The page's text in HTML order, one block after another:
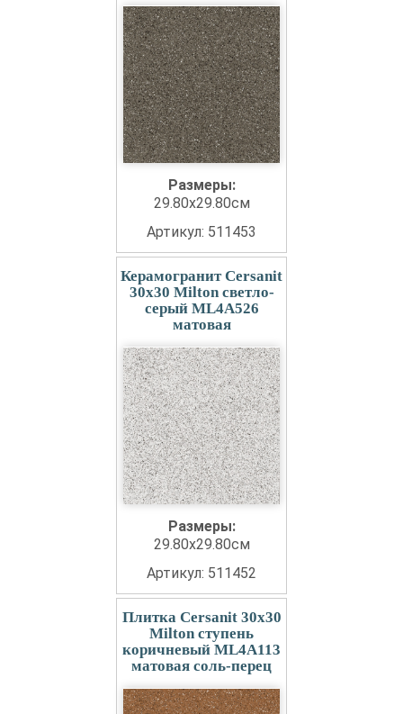
Размеры:
29.80x29.80см
Артикул: 511453
Керамогранит Cersanit
30x30 Milton светло-
серый ML4A526
матовая
Размеры:
29.80x29.80см
Артикул: 511452
Плитка Cersanit 30x30
Milton ступень
коричневый ML4A113
матовая соль-перец